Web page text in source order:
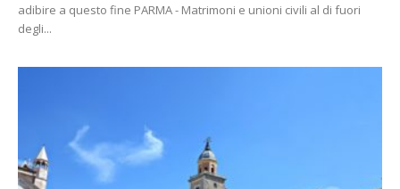
adibire a questo fine PARMA - Matrimoni e unioni civili al di fuori
degli...